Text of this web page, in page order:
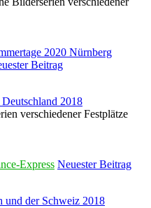
2020 Nürnberg
Beitrag
2018
verschiedener Festplätze
Express Neuester Beitrag
und der Schweiz 2018